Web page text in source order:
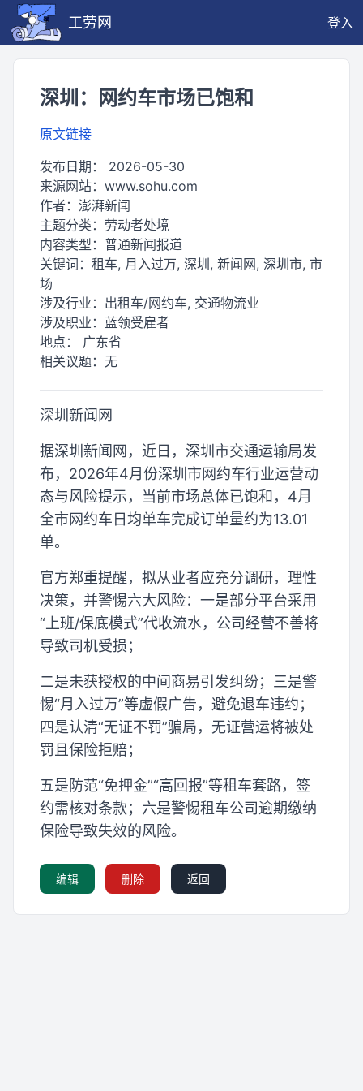
工劳网 登入
深圳：网约车市场已饱和
原文链接
发布日期： 2026-05-30
来源网站： www.sohu.com
作者： 澎湃新闻
主题分类： 劳动者处境
内容类型： 普通新闻报道
关键词： 租车, 月入过万, 深圳, 新闻网, 深圳市, 市
场
涉及行业： 出租车/网约车, 交通物流业
涉及职业： 蓝领受雇者
地点： 广东省
相关议题： 无
深圳新闻网
据深圳新闻网，近日，深圳市交通运输局发
布，2026年4月份深圳市网约车行业运营动
态与风险提示，当前市场总体已饱和，4月
全市网约车日均单车完成订单量约为13.01
单。
官方郑重提醒，拟从业者应充分调研，理性
决策，并警惕六大风险：一是部分平台采用
“上班/保底模式”代收流水，公司经营不善将
导致司机受损；
二是未获授权的中间商易引发纠纷；三是警
惕“月入过万”等虚假广告，避免退车违约；
四是认清“无证不罚”骗局，无证营运将被处
罚且保险拒赔；
五是防范“免押金”“高回报”等租车套路，签
约需核对条款；六是警惕租车公司逾期缴纳
保险导致失效的风险。
编辑 删除 返回